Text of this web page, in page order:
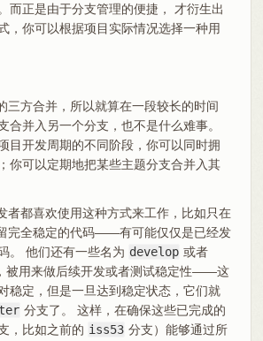
而正是由于分支管理的便捷， 才衍生出
，你可以根据项目实际情况选择一种用
三方合并，所以就算在一段较长的时间
合并入另一个分支，也不是什么难事。
目开发周期的不同阶段，你可以同时拥
你可以定期地把某些主题分支合并入其
者都喜欢使用这种方式来工作，比如只在
完全稳定的代码——有可能仅仅是已经发
。 他们还有一些名为 develop 或者
被用来做后续开发或者测试稳定性——这
稳定，但是一旦达到稳定状态，它们就
分支了。 这样，在确保这些已完成的
，比如之前的 iss53 分支）能够通过所